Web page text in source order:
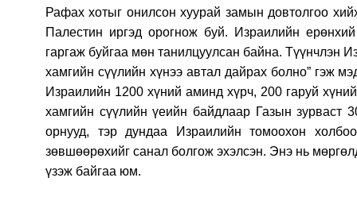
Рафах хотыг онилсон хуурай замын довтолгоо
Палестин иргэд орогнож буй. Израилийн
гаргаж буйгаа мөн танилцуулсан байна. Түүнчлэн
хамгийн сүүлийн хүнээ автал дайрах болно” гэж
Израилийн 1200 хүний аминд хүрч, 200 гаруй
хамгийн сүүлийн үеийн байдлаар Газын зурваст
орнууд, тэр дундаа Израилийн томоохон
зөвшөөрөхийг санал болгож эхэлсэн. Энэ нь
үзэж байгаа юм.